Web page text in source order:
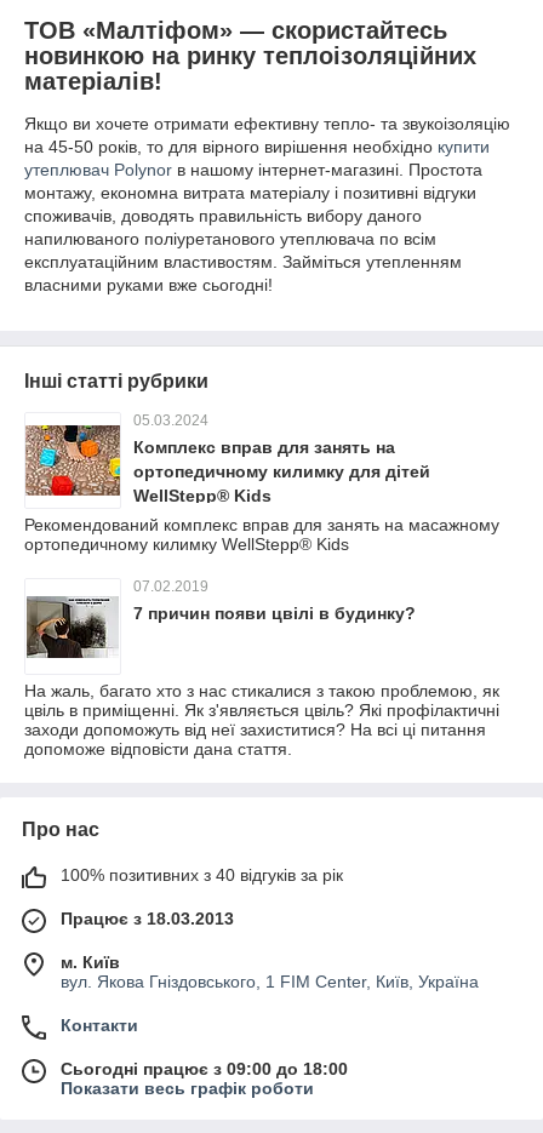
ТОВ «Малтіфом» — скористайтесь
новинкою на ринку теплоізоляційних
матеріалів!
Якщо ви хочете отримати ефективну тепло- та звукоізоляцію
на 45-50 років, то для вірного вирішення необхідно купити
утеплювач Polynor в нашому інтернет-магазині. Простота
монтажу, економна витрата матеріалу і позитивні відгуки
споживачів, доводять правильність вибору даного
напилюваного поліуретанового утеплювача по всім
експлуатаційним властивостям. Займіться утепленням
власними руками вже сьогодні!
Інші статті рубрики
05.03.2024
Комплекс вправ для занять на
ортопедичному килимку для дітей
WellStepp® Kids
Рекомендований комплекс вправ для занять на масажному
ортопедичному килимку WellStepp® Kids
07.02.2019
7 причин появи цвілі в будинку?
На жаль, багато хто з нас стикалися з такою проблемою, як
цвіль в приміщенні. Як з'являється цвіль? Які профілактичні
заходи допоможуть від неї захиститися? На всі ці питання
допоможе відповісти дана стаття.
Про нас
100% позитивних з 40 відгуків за рік
Працює з 18.03.2013
м. Київ
вул. Якова Гніздовського, 1 FIM Center, Київ, Україна
Контакти
Сьогодні працює з 09:00 до 18:00
Показати весь графік роботи